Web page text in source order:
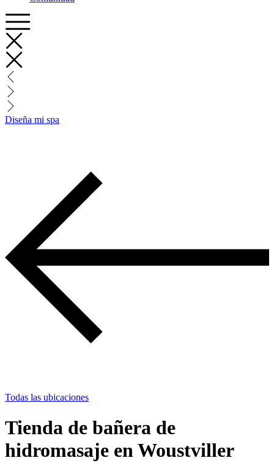
Diseña mi spa
Todas las ubicaciones
Tienda de bañera de
hidromasaje en Woustviller